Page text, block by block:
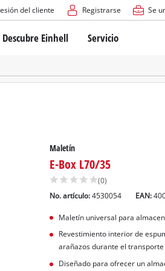
del cliente Registrarse Se
Descubre Einhell Servicio
Maletín
E-Box L70/35
(0)
No. artículo: 4530054 EAN:
Maletín universal para
Revestimiento interior de
arañazos durante el transporte
Diseñado para ofrecer un